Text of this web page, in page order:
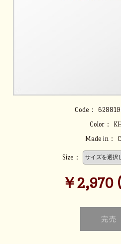
Code：
Color：
Made in：
Size：
￥2,970